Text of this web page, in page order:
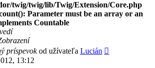
twig/twig/lib/Twig/Extension/Core.php
Parameter must be an array or an
Countable
príspevokod užívateľa Lucián
13:12